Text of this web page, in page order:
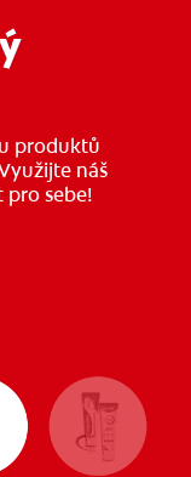
produktů
náš
pro sebe!